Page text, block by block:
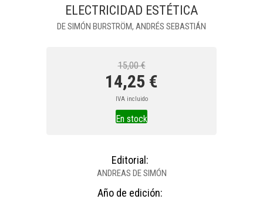
ELECTRICIDAD ESTÉTICA
DE SIMÓN BURSTRÖM, ANDRÉS SEBASTIÁN
15,00 €
14,25 €
IVA incluido
En stock
Editorial:
ANDREAS DE SIMÓN
Año de edición: